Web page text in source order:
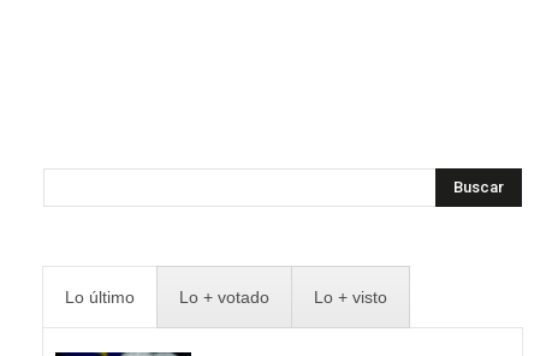
Buscar
Lo último Lo + votado Lo + visto